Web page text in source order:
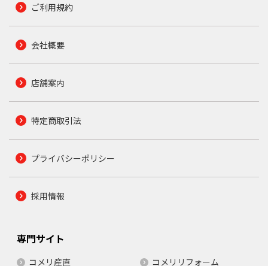
ご利用規約
会社概要
店舗案内
特定商取引法
プライバシーポリシー
採用情報
専門サイト
コメリ産直 コメリリフォーム